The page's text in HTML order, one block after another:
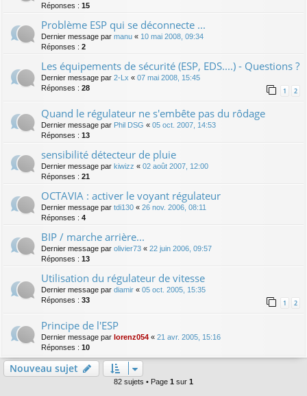
Réponses : 15
Problème ESP qui se déconnecte ...
Dernier message par manu « 10 mai 2008, 09:34
Réponses : 2
Les équipements de sécurité (ESP, EDS....) - Questions ?
Dernier message par 2-Lx « 07 mai 2008, 15:45
Réponses : 28 1 2
Quand le régulateur ne s'embête pas du rôdage
Dernier message par Phil DSG « 05 oct. 2007, 14:53
Réponses : 13
sensibilité détecteur de pluie
Dernier message par kiwizz « 02 août 2007, 12:00
Réponses : 21
OCTAVIA : activer le voyant régulateur
Dernier message par tdi130 « 26 nov. 2006, 08:11
Réponses : 4
BIP / marche arrière...
Dernier message par olivier73 « 22 juin 2006, 09:57
Réponses : 13
Utilisation du régulateur de vitesse
Dernier message par diamir « 05 oct. 2005, 15:35
Réponses : 33 1 2
Principe de l'ESP
Dernier message par lorenz054 « 21 avr. 2005, 15:16
Réponses : 10
Nouveau sujet
82 sujets • Page 1 sur 1